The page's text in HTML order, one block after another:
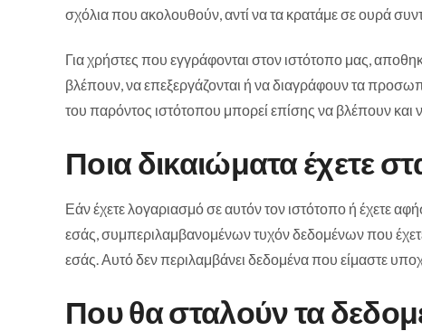
σχόλια που ακολουθούν, αντί να τα κρατάμε σε ουρά
Για χρήστες που εγγράφονται στον ιστότοπο μας,
βλέπουν, να επεξεργάζονται ή να διαγράφουν τα
του παρόντος ιστότοπου μπορεί επίσης να βλέπουν και
Ποια δικαιώματα έχετε
Εάν έχετε λογαριασμό σε αυτόν τον ιστότοπο ή έχετε
εσάς, συμπεριλαμβανομένων τυχόν δεδομένων που
εσάς. Αυτό δεν περιλαμβάνει δεδομένα που είμαστε
Που θα σταλούν τα